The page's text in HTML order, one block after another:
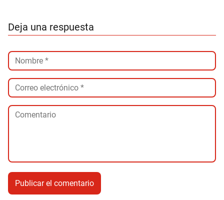
Deja una respuesta